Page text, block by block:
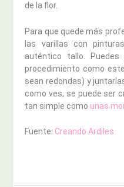
de la flor.
Para que quede más
las varillas con
auténtico tallo.
procedimiento como
sean redondas) y
como ves, se puede ser
tan simple como unas
Fuente: Creando Ardiles